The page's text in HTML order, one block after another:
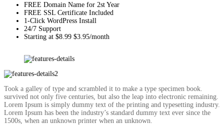
FREE Domain Name for 2st Year
FREE SSL Certificate Included
1-Click WordPress Install
24/7 Support
Starting at $8.99 $3.95/month
Took a galley of type and scrambled it to make a type specimen book.
survived not only five centuries, but also the leap into electronic remaining.
Lorem Ipsum is simply dummy text of the printing and typesetting industry.
Lorem Ipsum has been the industry’s standard dummy text ever since the
1500s, when an unknown printer when an unknown.